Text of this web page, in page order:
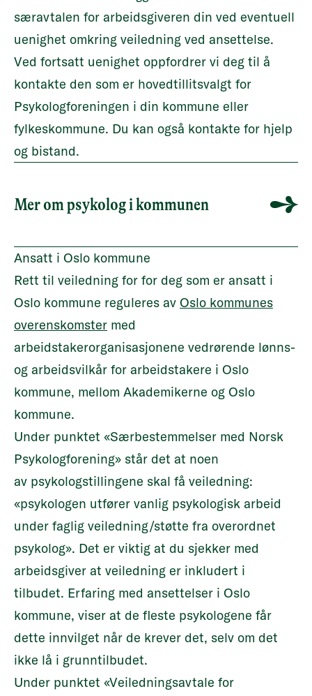
særavtalen for arbeidsgiveren din ved eventuell
uenighet omkring veiledning ved ansettelse.
Ved fortsatt uenighet oppfordrer vi deg til å
kontakte den som er hovedtillitsvalgt for
Psykologforeningen i din kommune eller
fylkeskommune. Du kan også kontakte for hjelp
og bistand.
Mer om psykolog i kommunen
Ansatt i Oslo kommune
Rett til veiledning for for deg som er ansatt i
Oslo kommune reguleres av Oslo kommunes
overenskomster med
arbeidstakerorganisasjonene vedrørende lønns-
og arbeidsvilkår for arbeidstakere i Oslo
kommune, mellom Akademikerne og Oslo
kommune.
Under punktet «Særbestemmelser med Norsk
Psykologforening» står det at noen
av psykologstillingene skal få veiledning:
«psykologen utfører vanlig psykologisk arbeid
under faglig veiledning/støtte fra overordnet
psykolog». Det er viktig at du sjekker med
arbeidsgiver at veiledning er inkludert i
tilbudet. Erfaring med ansettelser i Oslo
kommune, viser at de fleste psykologene får
dette innvilget når de krever det, selv om det
ikke lå i grunntilbudet.
Under punktet «Veiledningsavtale for